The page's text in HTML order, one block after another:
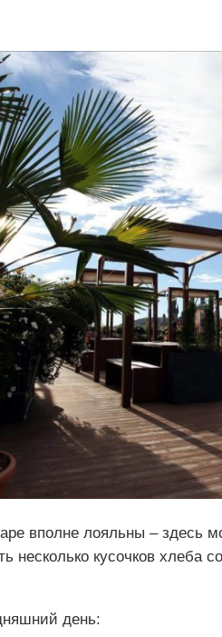
вполне лояльны – здесь
несколько кусочков хлеба
день: